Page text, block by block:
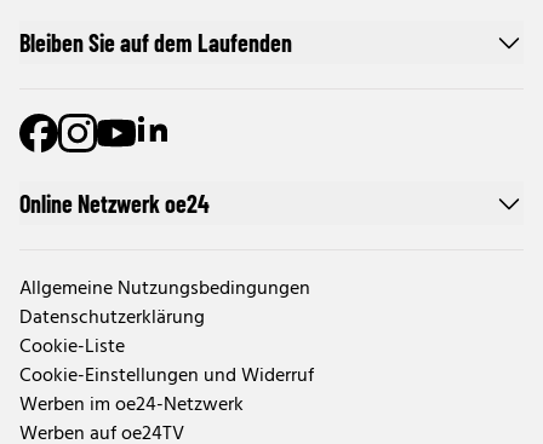
Online Netzwerk oe24
Allgemeine Nutzungsbedingungen
Datenschutzerklärung
Cookie-Liste
Cookie-Einstellungen und Widerruf
Werben im oe24-Netzwerk
Werben auf oe24TV
Bleiben Sie auf dem Laufenden